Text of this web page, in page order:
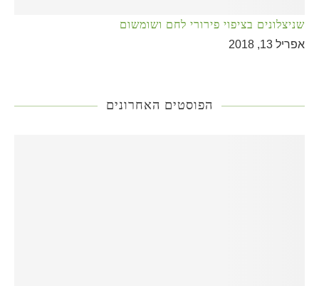
שניצלונים בציפוי פירורי לחם ושומשום
אפריל 13, 2018
הפוסטים האחרונים